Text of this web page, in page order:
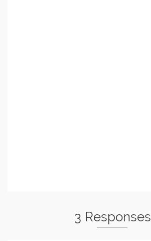
3 Responses